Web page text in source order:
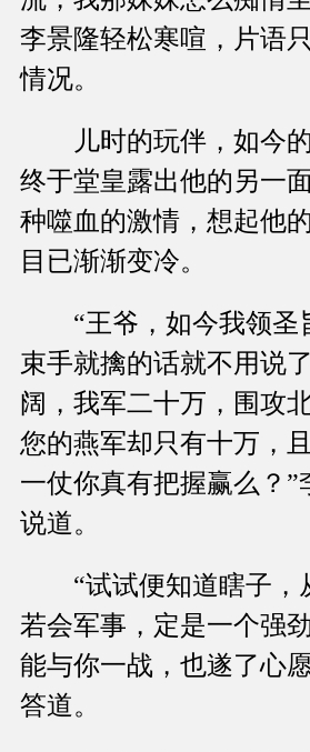
李景隆轻松寒喧，片语
情况。
儿时的玩伴，如今的
终于堂皇露出他的另一
种噬血的激情，想起他
目已渐渐变冷。
“王爷，如今我领圣
束手就擒的话就不用说
阔，我军二十万，围攻
您的燕军却只有十万，
一仗你真有把握赢么？”
说道。
“试试便知道瞎子，
若会军事，定是一个强
能与你一战，也遂了心
答道。